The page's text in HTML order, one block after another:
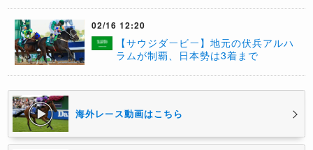
02/16 12:20
​【サウジダービー】地元の伏兵アルハ
ラムが制覇、日本勢は3着まで
海外レース動画はこちら